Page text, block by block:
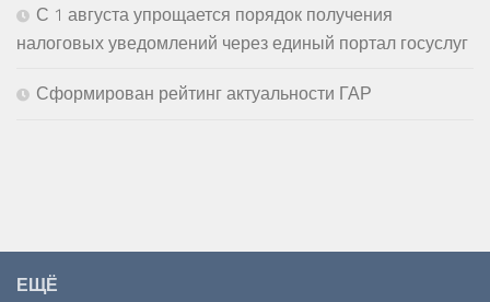
С 1 августа упрощается порядок получения
налоговых уведомлений через единый портал госуслуг
Сформирован рейтинг актуальности ГАР
ЕЩЁ